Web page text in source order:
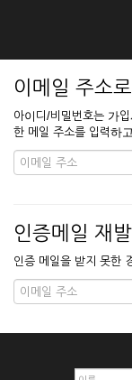
이메일 주소
아이디/비밀번호는 가
한 메일 주소를 입력하
인증메일 재
인증 메일을 받지 못한